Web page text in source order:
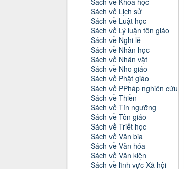
Sách về Lịch sử
Sách về Luật học
Sách về Lý luận tôn giáo
Sách về Nghi lễ
Sách về Nhân học
Sách về Nhân vật
Sách về Nho giáo
Sách về Phật giáo
Sách về PPháp nghiên cứu
Sách về Thiền
Sách về Tín ngưỡng
Sách về Tôn giáo
Sách về Triết học
Sách về Văn bia
Sách về Văn hóa
Sách về Văn kiện
Sách về lĩnh vực Xã hội